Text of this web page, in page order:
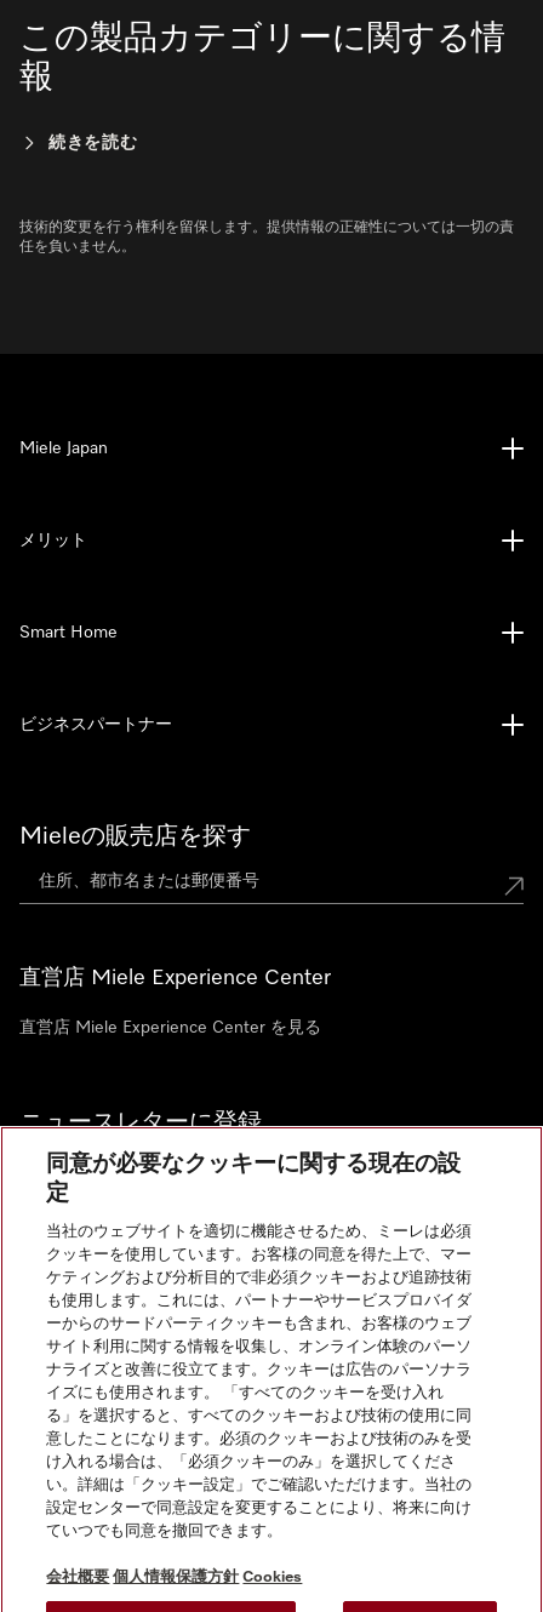
この製品カテゴリーに関する情
報
続きを読む
技術的変更を行う権利を留保します。提供情報の正確性については一切の責
任を負いません。
Mieleの販売店を探す
直営店 Miele Experience Center
直営店 Miele Experience Center を見る
ニュースレターに登録
お問い合わせ
Miele Japan
メリット
Smart Home
ビジネスパートナー
会社概要
法的通知
個人情報保護方針
InstagramのMiele
YoutubeのMiele
同意が必要なクッキーに関する現在の設
定
当社のウェブサイトを適切に機能させるため、ミーレは必須
クッキーを使用しています。お客様の同意を得た上で、マー
ケティングおよび分析目的で非必須クッキーおよび追跡技術
も使用します。これには、パートナーやサービスプロバイダ
ーからのサードパーティクッキーも含まれ、お客様のウェブ
サイト利用に関する情報を収集し、オンライン体験のパーソ
ナライズと改善に役立てます。クッキーは広告のパーソナラ
イズにも使用されます。 「すべてのクッキーを受け入れ
る」を選択すると、すべてのクッキーおよび技術の使用に同
意したことになります。必須のクッキーおよび技術のみを受
け入れる場合は、「必須クッキーのみ」を選択してくださ
い。詳細は「クッキー設定」でご確認いただけます。当社の
設定センターで同意設定を変更することにより、将来に向け
ていつでも同意を撤回できます。
会社概要 個人情報保護方針 Cookies